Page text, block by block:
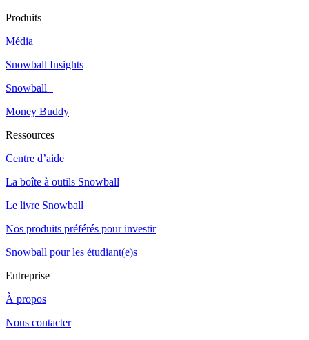
Produits
Média
Snowball Insights
Snowball+
Money Buddy
Ressources
Centre d’aide
La boîte à outils Snowball
Le livre Snowball
Nos produits préférés pour investir
Snowball pour les étudiant(e)s
Entreprise
À propos
Nous contacter